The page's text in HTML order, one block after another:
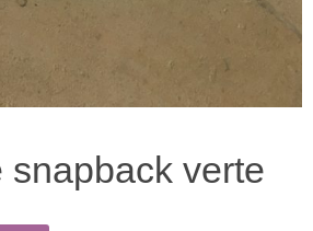
snapback verte